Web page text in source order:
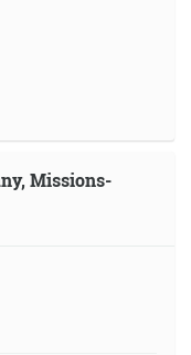
Missions-